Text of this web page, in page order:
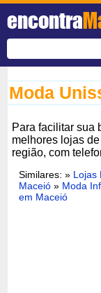
encontra
Moda
Para facilitar sua
melhores lojas de
região, com
Similares: » Lojas
Maceió » Moda
em Maceió